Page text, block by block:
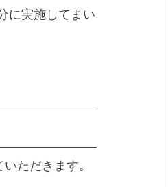
に実施してまい
ただきます。